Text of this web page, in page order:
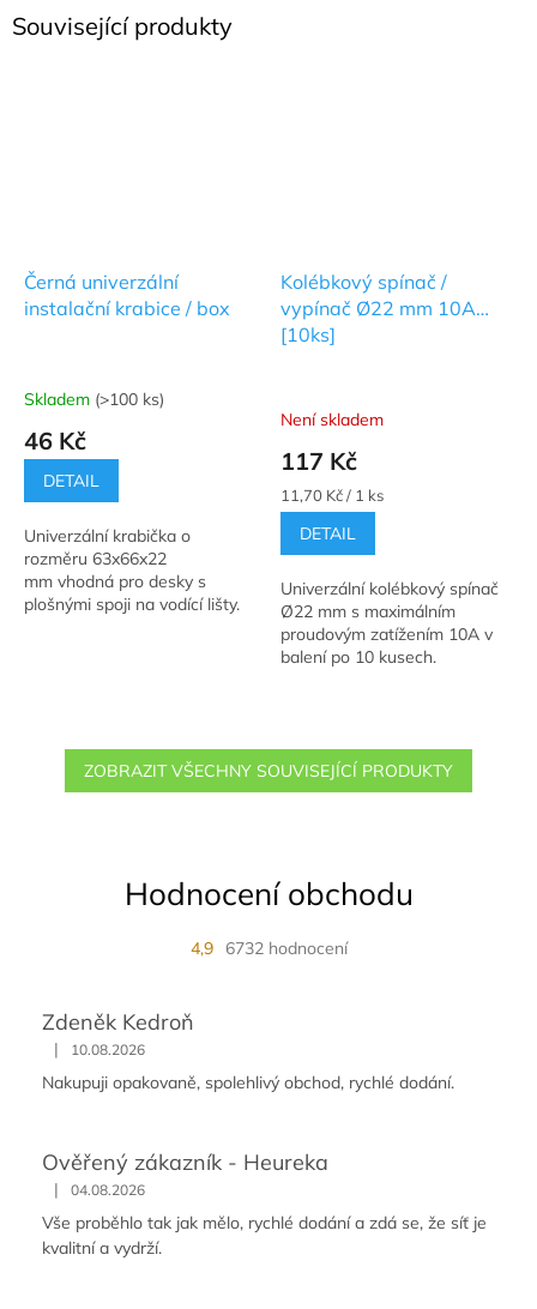
Související produkty
Černá univerzální
instalační krabice / box
Průměrné
hodnocení
produktu
5,0
5
hvězdiček.
Skladem (>100 ks)
46 Kč
DETAIL
Univerzální krabička o
rozměru 63x66x22
mm vhodná pro desky s
plošnými spoji na vodící lišty.
Kolébkový spínač /
vypínač Ø22 mm 10A
[10ks]
Není skladem
117 Kč
Měrná
cena:
11,70 Kč / 1 ks
DETAIL
Univerzální kolébkový spínač
Ø22 mm s maximálním
proudovým zatížením 10A v
balení po 10 kusech.
ZOBRAZIT VŠECHNY SOUVISEJÍCÍ PRODUKTY
Hodnocení obchodu
4,9 6732 hodnocení
Zdeněk Kedroň
| 10.08.2026
Nakupuji opakovaně, spolehlivý obchod, rychlé dodání.
Ověřený zákazník - Heureka
| 04.08.2026
Vše proběhlo tak jak mělo, rychlé dodání a zdá se, že síť je
kvalitní a vydrží.